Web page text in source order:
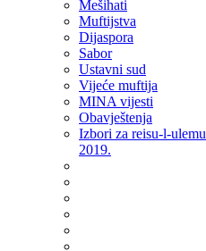
Mešihati
Muftijstva
Dijaspora
Sabor
Ustavni sud
Vijeće muftija
MINA vijesti
Obavještenja
Izbori za reisu-l-ulemu
2019.